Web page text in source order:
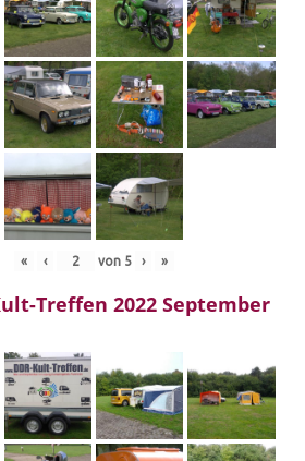
« ‹ von 5 › »
Treffen 2022 September